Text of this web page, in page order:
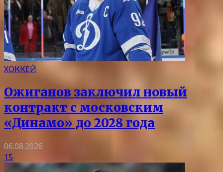
ХОККЕЙ
Ожиганов заключил новый
контракт с московским
«Динамо» до 2028 года
06.08.2026
15